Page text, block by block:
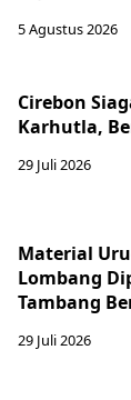
5 Agustus 2026
Cirebon
Karhutla,
29 Juli 2026
Material
Lombang
Tambang
29 Juli 2026